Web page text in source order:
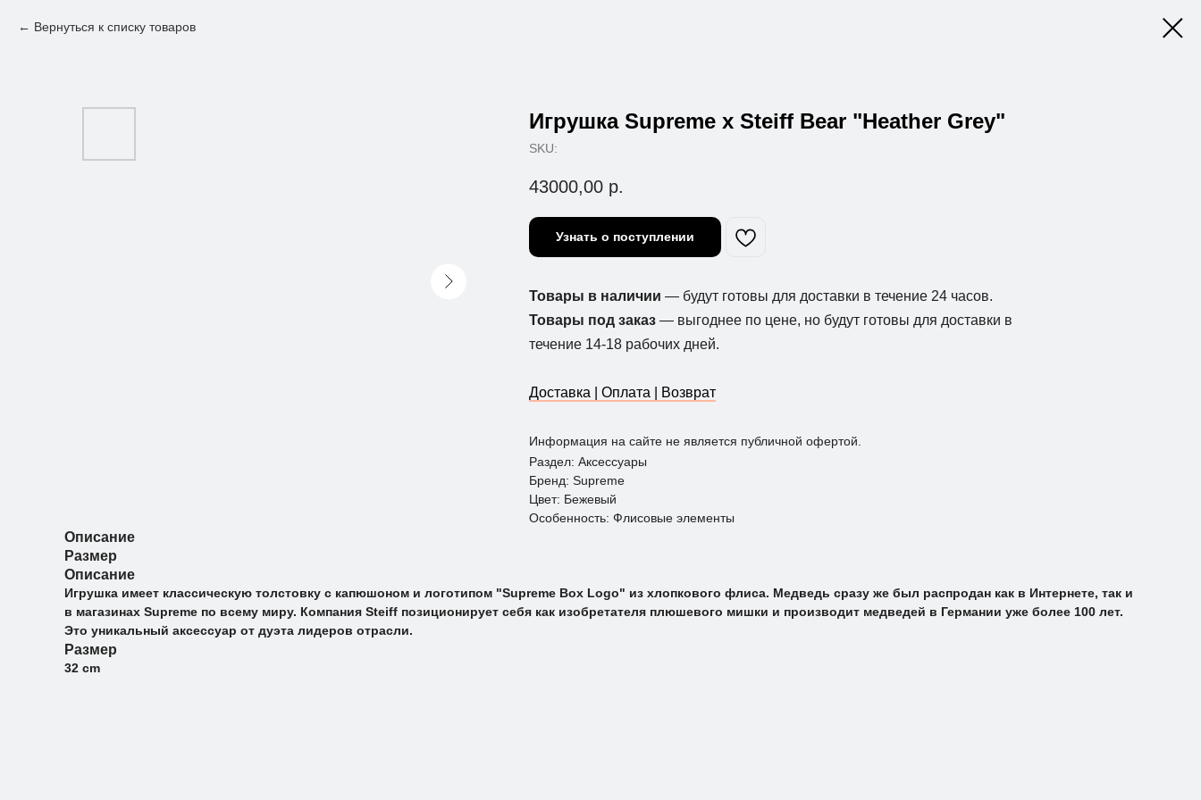
Вернуться к списку товаров
Игрушка Supreme x Steiff Bear "Heather Grey"
SKU:
43000,00 р.
Узнать о поступлении
Товары в наличии — будут готовы для доставки в течение 24 часов.
Товары под заказ — выгоднее по цене, но будут готовы для доставки в
течение 14-18 рабочих дней.
Доставка | Оплата | Возврат
Информация на сайте не является публичной офертой.
Раздел: Аксессуары
Бренд: Supreme
Цвет: Бежевый
Особенность: Флисовые элементы
Описание
Размер
Описание
Игрушка имеет классическую толстовку с капюшоном и логотипом "Supreme Box Logo" из хлопкового флиса. Медведь сразу же был распродан как в Интернете, так и
в магазинах Supreme по всему миру. Компания Steiff позиционирует себя как изобретателя плюшевого мишки и производит медведей в Германии уже более 100 лет.
Это уникальный аксессуар от дуэта лидеров отрасли.
Размер
32 cm